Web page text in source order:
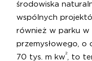
środowiska
wspólnych
również w parku w
przemysłowego, o
70 tys. m kw2, to